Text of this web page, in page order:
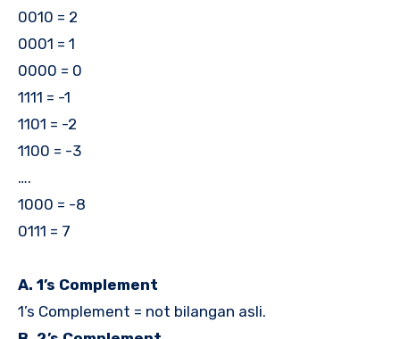
0010 = 2
0001 = 1
0000 = 0
1111 = -1
1101 = -2
1100 = -3
….
1000 = -8
0111 = 7
A. 1’s Complement
1’s Complement = not bilangan asli.